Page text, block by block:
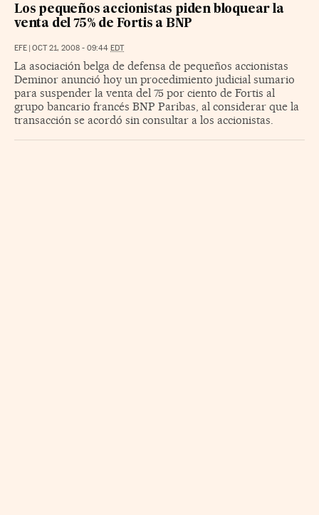
Los pequeños accionistas piden bloquear la
venta del 75% de Fortis a BNP
EFE | OCT 21, 2008 - 09:44 EDT
La asociación belga de defensa de pequeños accionistas
Deminor anunció hoy un procedimiento judicial sumario
para suspender la venta del 75 por ciento de Fortis al
grupo bancario francés BNP Paribas, al considerar que la
transacción se acordó sin consultar a los accionistas.